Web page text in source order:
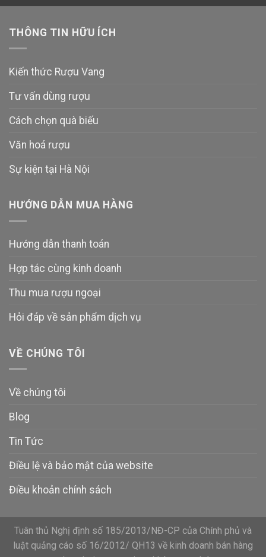
THÔNG TIN HỮU ÍCH
Kiến thức Rượu Vang
Tư vấn dùng rượu
Cách chọn quà biếu
Văn hoá rượu
Sự kiện tại Hà Nội
HƯỚNG DẪN MUA HÀNG
Hướng dẫn thanh toán
Hợp tác cùng kinh doanh
Thu mua rượu ngoại
Hỏi đáp về sản phẩm dịch vụ
VỀ CHÚNG TÔI
Về chúng tôi
Blog
Tin Tức
Điều lệ và bảo mật của website
Điều khoản chính sách
Tuân thủ Nghị định số 185/2013/NĐ-CP của Chính phủ và
luật quảng cáo số 16/2012/ QH13 về kinh doanh bán hàng